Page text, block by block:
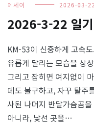
에세이 2026-03-22
2026-3-22 일기
KM-53이 신중하게 고속
유롭게 달리는 모습을 상
그리고 잡히면 여지없이
데도 불구하고, 자꾸 탈주
사된 나머지 반달가슴곰
아니라, 낯선 곳을…